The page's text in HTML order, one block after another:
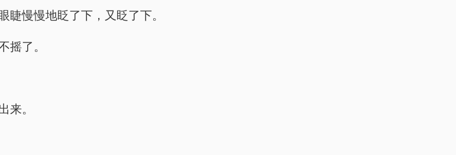
睫慢慢地眨了下，又眨了下。
摇了。
来。